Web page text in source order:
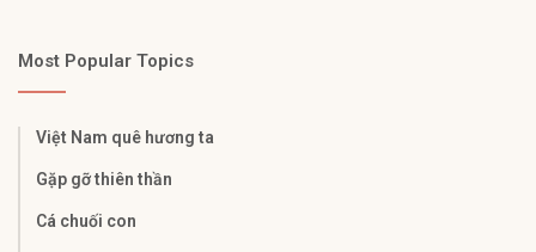
Most Popular Topics
Việt Nam quê hương ta
Gặp gỡ thiên thần
Cá chuối con